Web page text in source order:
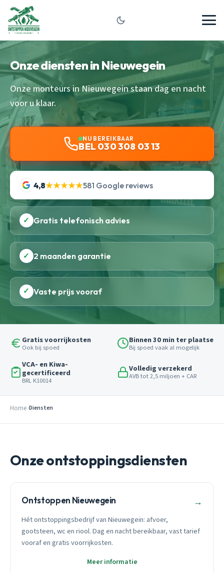
Onze diensten in Nieuwegein
Onze monteurs in Nieuwegein staan dag en nacht
voor u klaar.
NU BEREIKBAAR
BEL 030 308 03 13
4,8★★★★★581 Google reviews
✓ Gratis telefonisch advies
✓ 2 maanden garantie
✓ Vaste prijs vooraf
Gratis voorrijkosten
Ook bij spoed
Binnen 30 min ter plaatse
Bij spoed vaak al mogelijk
VCA- en Kiwa-
gecertificeerd
BRL K10014
Volledig verzekerd
AVB tot 2,5 miljoen + CAR
Home Diensten
Onze ontstoppingsdiensten
Ontstoppen Nieuwegein →
Hét ontstoppingsbedrijf van Nieuwegein: afvoer,
gootsteen, wc en riool. Dag en nacht bereikbaar, vast tarief
vooraf en gratis voorrijkosten.
Meer informatie